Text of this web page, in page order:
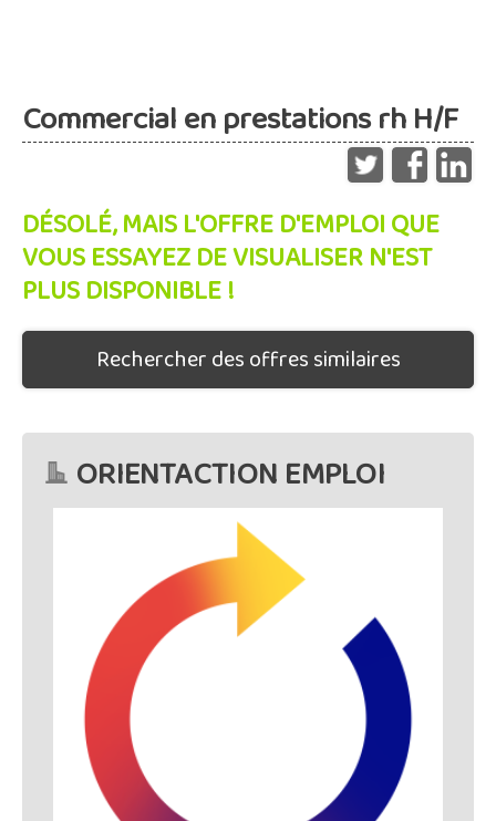
Commercial en prestations rh H/F
DÉSOLÉ, MAIS L'OFFRE D'EMPLOI QUE
VOUS ESSAYEZ DE VISUALISER N'EST
PLUS DISPONIBLE !
Rechercher des offres similaires
ORIENTACTION EMPLOI